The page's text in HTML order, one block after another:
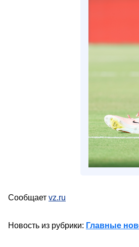
Сообщает vz.ru
Новость из рубрики: Главные